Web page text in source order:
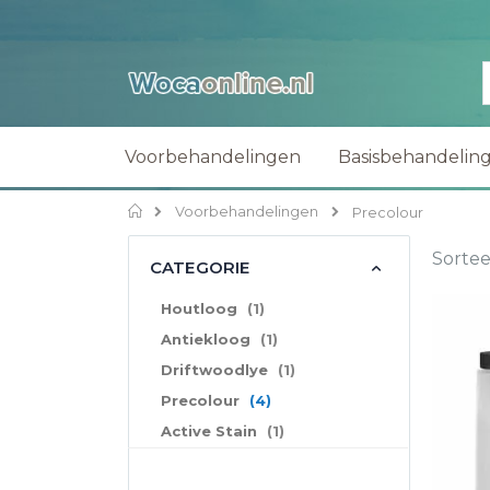
Voorbehandelingen
Home
Voorbehandelingen Precolour
CATEGORIE
Houtloog 1
product
Antiekloog
1
product
Driftwoodlye
1
product
Precolour
4
producten
Active Stain
1
product